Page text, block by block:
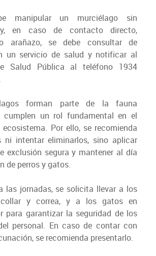
manipular un murciélago sin
en caso de contacto directo,
arañazo, se debe consultar de
un servicio de salud y notificar al
Salud Pública al teléfono 1934
forman parte de la fauna
cumplen un rol fundamental en el
Por ello, se recomienda
ni intentar eliminarlos, sino aplicar
exclusión segura y mantener al día
de perros y gatos.
las jornadas, se solicita llevar a los
y correa, y a los gatos en
para garantizar la seguridad de los
personal. En caso de contar con
se recomienda presentarlo.